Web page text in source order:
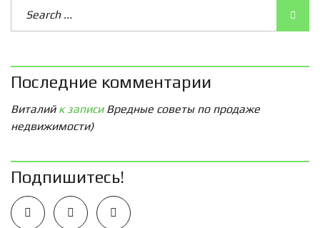
Последние комментарии
Виталийк записи Вредные советы по продаже
недвижимости)
Подпишитесь!